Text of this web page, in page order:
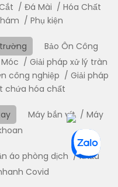
Đá Mài
Hóa Chất
Phụ kiện
Bảo Ôn Công
Giải pháp xử lý tràn
công nghiệp
Giải pháp
chứa hóa chất
Máy bắn vít
Máy
áo phòng dịch
Khẩu
Covid